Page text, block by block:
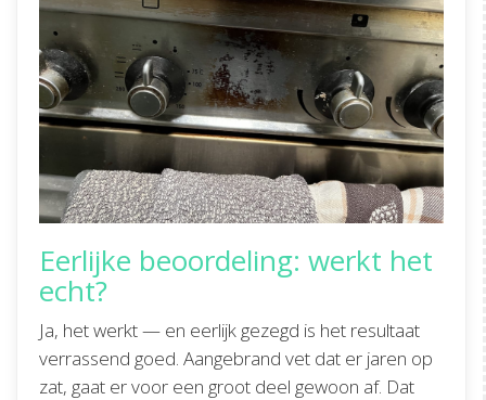
Eerlijke beoordeling: werkt het
echt?
Ja, het werkt — en eerlijk gezegd is het resultaat
verrassend goed. Aangebrand vet dat er jaren op
zat, gaat er voor een groot deel gewoon af. Dat